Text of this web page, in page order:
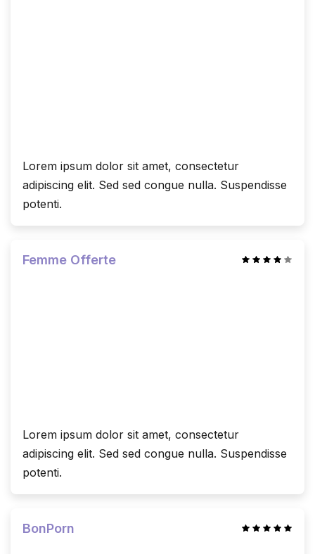
Lorem ipsum dolor sit amet, consectetur
adipiscing elit. Sed sed congue nulla. Suspendisse
potenti.
Femme Offerte
Lorem ipsum dolor sit amet, consectetur
adipiscing elit. Sed sed congue nulla. Suspendisse
potenti.
BonPorn